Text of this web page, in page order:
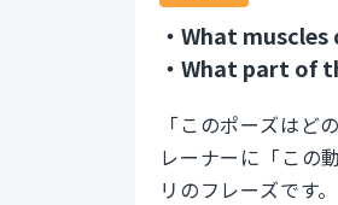
・What
・What part of
「このポーズは
レーナーに「この
リのフレーズです。